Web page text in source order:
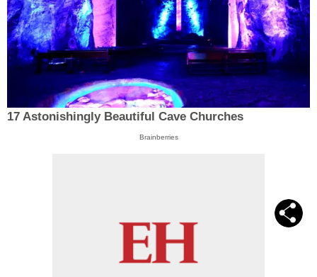
17 Astonishingly Beautiful Cave Churches
Brainberries